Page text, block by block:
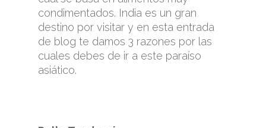
condimentados. India es un gran
destino por visitar y en esta entrada
de blog te damos 3 razones por las
cuales debes de ir a este paraíso
asiático.